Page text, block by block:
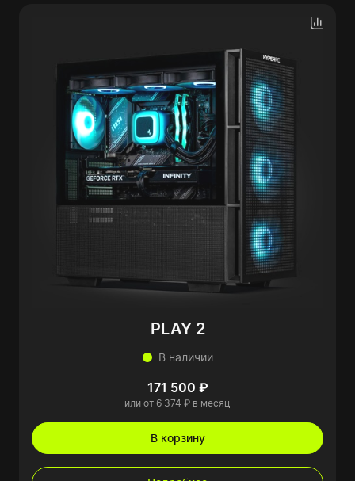
PLAY 2
В наличии
171 500 ₽
или от 6 374 ₽ в месяц
В корзину